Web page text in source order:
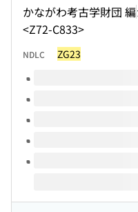
かながわ考古学財団 編
<Z72-C833>
NDLC ZG23
このタイトルの巻号